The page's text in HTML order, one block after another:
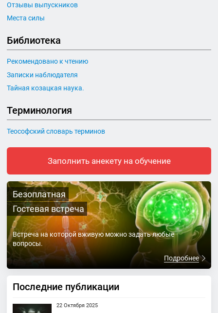
Отзывы выпускников
Места силы
Библиотека
Рекомендовано к чтению
Записки наблюдателя
Тайная козацкая наука.
Терминология
Теософский словарь терминов
Заполнить анекету на обучение
Безоплатная
Гостевая встреча
Встреча на которой вживую можно задать любые
вопросы.
Подробнее
Последние публикации
22 Октября 2025